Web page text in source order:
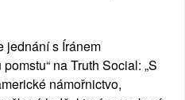
jednání s Íránem
na Truth Social: „S
námořnictvo,